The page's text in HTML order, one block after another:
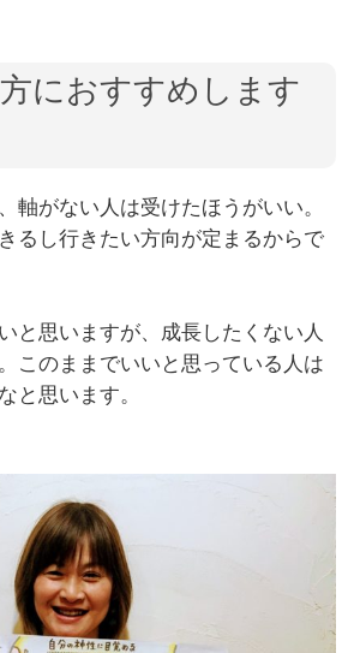
におすすめします
軸がない人は受けたほうがいい。
るし行きたい方向が定まるからで
と思いますが、成長したくない人
このままでいいと思っている人は
と思います。